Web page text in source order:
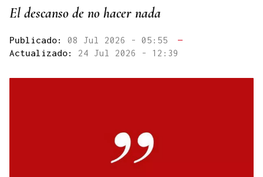
El descanso de no hacer nada
Publicado: 08 Jul 2026 - 05:55
—
Actualizado: 24 Jul 2026 - 12:39